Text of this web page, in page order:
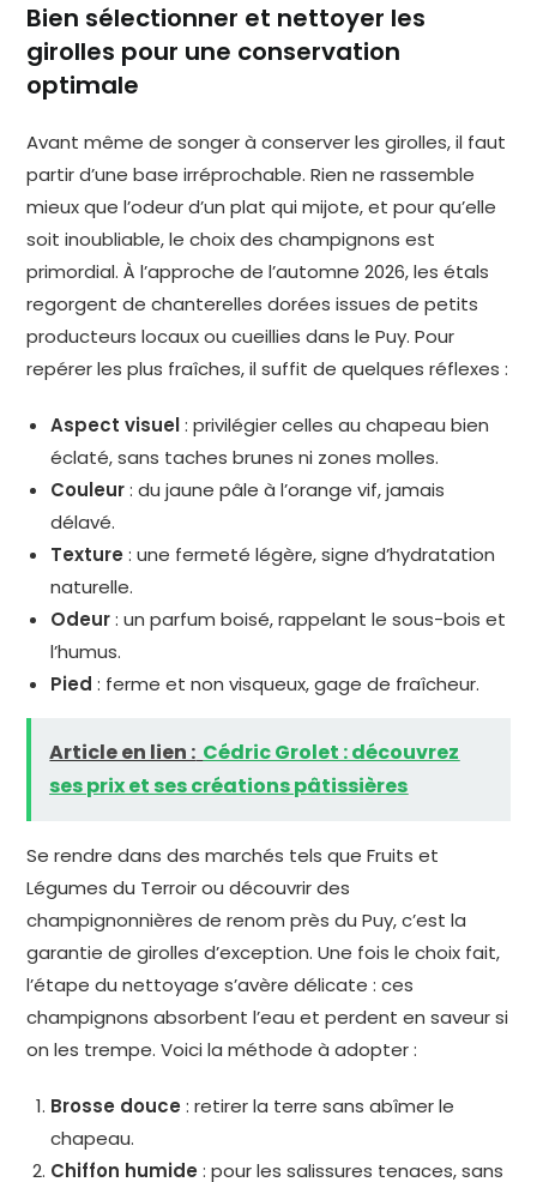
Bien sélectionner et nettoyer les
girolles pour une conservation
optimale
Avant même de songer à conserver les girolles, il faut
partir d’une base irréprochable. Rien ne rassemble
mieux que l’odeur d’un plat qui mijote, et pour qu’elle
soit inoubliable, le choix des champignons est
primordial. À l’approche de l’automne 2026, les étals
regorgent de chanterelles dorées issues de petits
producteurs locaux ou cueillies dans le Puy. Pour
repérer les plus fraîches, il suffit de quelques réflexes :
Aspect visuel: privilégier celles au chapeau bien
éclaté, sans taches brunes ni zones molles.
Couleur: du jaune pâle à l’orange vif, jamais
délavé.
Texture : une fermeté légère, signe d’hydratation
naturelle.
Odeur: un parfum boisé, rappelant le sous-bois et
l’humus.
Pied : ferme et non visqueux, gage de fraîcheur.
Article en lien : Cédric Grolet : découvrez
ses prix et ses créations pâtissières
Se rendre dans des marchés tels que Fruits et
Légumes du Terroir ou découvrir des
champignonnières de renom près du Puy, c’est la
garantie de girolles d’exception. Une fois le choix fait,
l’étape du nettoyage s’avère délicate : ces
champignons absorbent l’eau et perdent en saveur si
on les trempe. Voici la méthode à adopter :
Brosse douce : retirer la terre sans abîmer le
chapeau.
Chiffon humide : pour les salissures tenaces, sans